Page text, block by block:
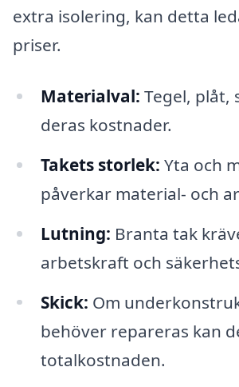
extra isolering, kan detta
priser.
Materialval: Tegel, plåt,
deras kostnader.
Takets storlek: Yta och
påverkar material- och
Lutning: Branta tak
arbetskraft och
Skick: Om
behöver repareras kan
totalkostnaden.